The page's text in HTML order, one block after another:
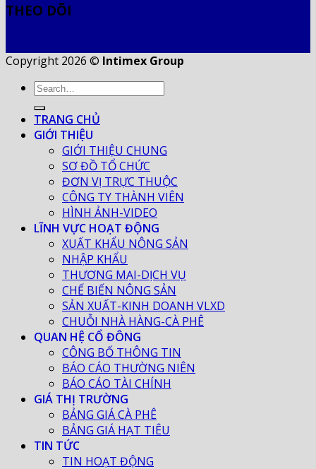
THEO DÕI
Copyright 2026 © Intimex Group
TRANG CHỦ
GIỚI THIỆU
GIỚI THIỆU CHUNG
SƠ ĐỒ TỔ CHỨC
ĐƠN VỊ TRỰC THUỘC
CÔNG TY THÀNH VIÊN
HÌNH ẢNH-VIDEO
LĨNH VỰC HOẠT ĐỘNG
XUẤT KHẨU NÔNG SẢN
NHẬP KHẨU
THƯƠNG MẠI-DỊCH VỤ
CHẾ BIẾN NÔNG SẢN
SẢN XUẤT-KINH DOANH VLXD
CHUỖI NHÀ HÀNG-CÀ PHÊ
QUAN HỆ CỔ ĐÔNG
CÔNG BỐ THÔNG TIN
BÁO CÁO THƯỜNG NIÊN
BÁO CÁO TÀI CHÍNH
GIÁ THỊ TRƯỜNG
BẢNG GIÁ CÀ PHÊ
BẢNG GIÁ HẠT TIÊU
TIN TỨC
TIN HOẠT ĐỘNG